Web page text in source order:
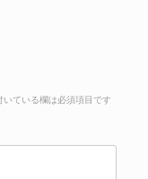
いている欄は必須項目です